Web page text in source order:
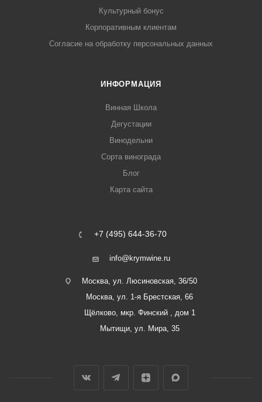
Культурный бонус
Корпоративным клиентам
Согласие на обработку персональных данных
ИНФОРМАЦИЯ
Винная Школа
Дегустации
Винодельни
Сорта винограда
Блог
Карта сайта
+7 (495) 644-36-70
info@krymwine.ru
Москва, ул. Люсиновская, 36/50
Москва, ул. 1-я Брестская, 66
Щёлково, мкр. Финский , дом 1
Мытищи, ул. Мира, 35